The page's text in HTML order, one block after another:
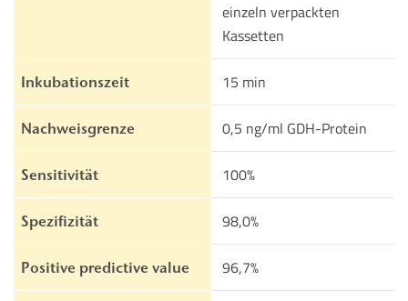
einzeln verpackten
Kassetten
Inkubationszeit 15 min
Nachweisgrenze 0,5 ng/ml GDH-Protein
Sensitivität 100%
Spezifizität 98,0%
Positive predictive value 96,7%